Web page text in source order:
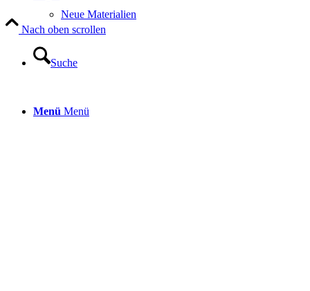
Neue Materialien
Suche
Menü Menü
Nach oben scrollen